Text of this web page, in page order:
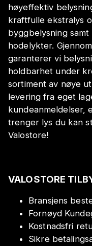
høyeffektiv
kraftfulle ekstralys
byggbelysning
hodelykter.
garanterer vi
holdbarhet under
sortiment av nøye
levering fra eget
kundeanmeldelser,
trenger lys du kan
Valostore!
VALOSTORE
Bransjens
Fornøyd
Kostnadsfri
Sikre